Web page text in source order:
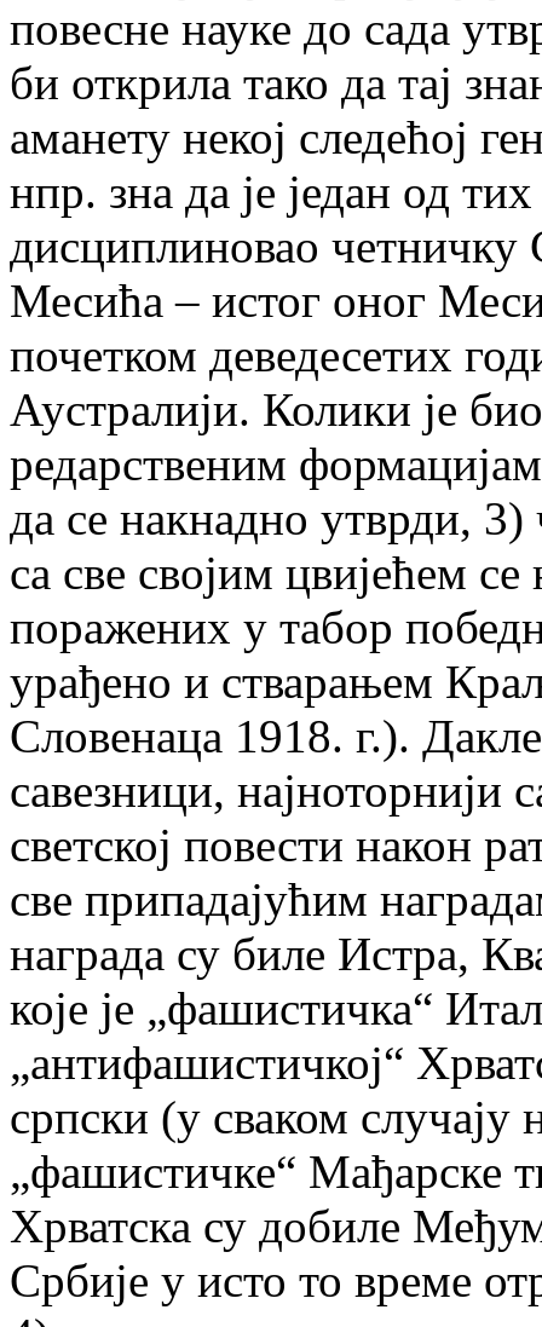
повесне науке до сада
би открила тако да тај
аманету некој следећој
нпр. зна да је један од
дисциплиновао
Месића – истог оног
почетком деведесетих
Аустралији. Колики је
редарственим
да се накнадно утврди,
са све својим цвијећем
поражених у табор
урађено и стварањем
Словенаца 1918. г.).
савезници, најноторнији
светској повести након
све припадајућим
награда су биле Истра,
које је „фашистичка“
„антифашистичкој“
српски (у сваком
„фашистичке“ Мађарске
Хрватска су добиле
Србије у исто то време